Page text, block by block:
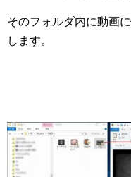
そのフォルダ内に動画
します。